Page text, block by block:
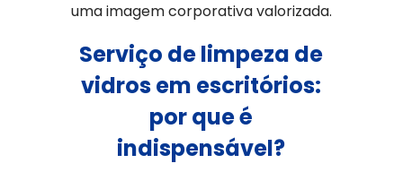
uma imagem corporativa valorizada.
Serviço de limpeza de
vidros em escritórios:
por que é
indispensável?